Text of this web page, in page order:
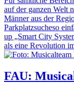
auf der ganzen Welt
Männer aus der
Parkplatzsucheso
up „Smart City
als eine Revolution
FAU: